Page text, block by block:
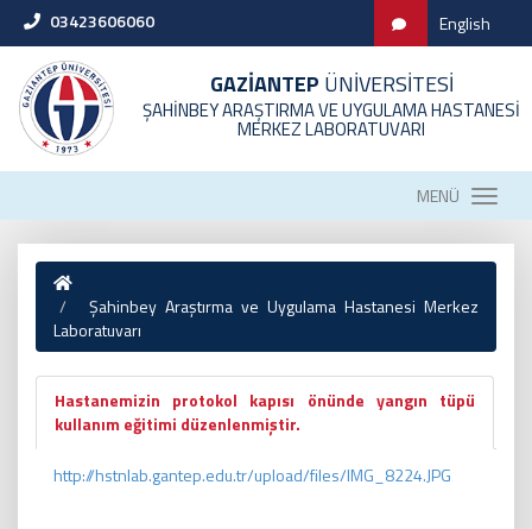
03423606060 English
GAZİANTEP ÜNİVERSİTESİ
ŞAHİNBEY ARAŞTIRMA VE UYGULAMA HASTANESİ
MERKEZ LABORATUVARI
MENÜ
Şahinbey Araştırma ve Uygulama Hastanesi Merkez
Laboratuvarı
Hastanemizin protokol kapısı önünde yangın tüpü
kullanım eğitimi düzenlenmiştir.
http://hstnlab.gantep.edu.tr/upload/files/IMG_8224.JPG